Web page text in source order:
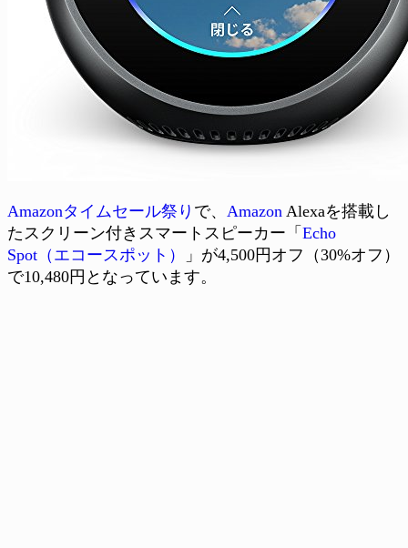
Amazonタイムセール祭り で、 Amazon Alexaを搭載し
たスクリーン付きスマートスピーカー「 Echo
Spot（エコースポット）
」が4,500円オフ（30%オフ）
で10,480円となっています。